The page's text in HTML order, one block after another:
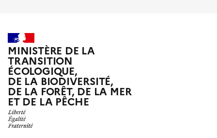
MINISTÈRE DE LA
TRANSITION
ÉCOLOGIQUE,
DE LA BIODIVERSITÉ,
DE LA FORÊT, DE LA MER
ET DE LA PÊCHE